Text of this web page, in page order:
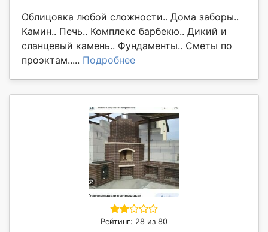
Облицовка любой сложности.. Дома заборы..
Камин.. Печь.. Комплекс барбекю.. Дикий и
сланцевый камень.. Фундаменты.. Сметы по
проэктам..... Подробнее
Рейтинг: 28 из 80